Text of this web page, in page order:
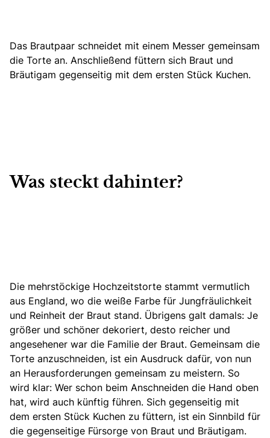
Das Brautpaar schneidet mit einem Messer gemeinsam
die Torte an. Anschließend füttern sich Braut und
Bräutigam gegenseitig mit dem ersten Stück Kuchen.
Was steckt dahinter?
Die mehrstöckige Hochzeitstorte stammt vermutlich
aus England, wo die weiße Farbe für Jungfräulichkeit
und Reinheit der Braut stand. Übrigens galt damals: Je
größer und schöner dekoriert, desto reicher und
angesehener war die Familie der Braut. Gemeinsam die
Torte anzuschneiden, ist ein Ausdruck dafür, von nun
an Herausforderungen gemeinsam zu meistern. So
wird klar: Wer schon beim Anschneiden die Hand oben
hat, wird auch künftig führen. Sich gegenseitig mit
dem ersten Stück Kuchen zu füttern, ist ein Sinnbild für
die gegenseitige Fürsorge von Braut und Bräutigam.